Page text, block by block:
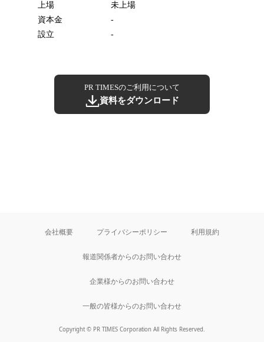
上場
未上場
資本金
-
設立
-
PR TIMESのご利用について
資料をダウンロード
会社概要 プライバシーポリシー 利用規約
報道関係者からのお問い合わせ
企業様からのお問い合わせ
一般の皆様からのお問い合わせ
Copyright © PR TIMES Corporation All Rights Reserved.